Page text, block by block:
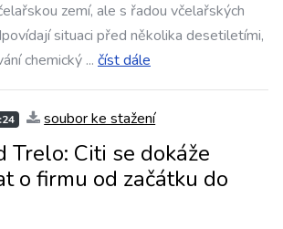
zemí, ale s řadou včelařských
situaci před několika desetiletími,
chemický ... číst dále
soubor ke stažení
Trelo: Citi se dokáže
o firmu od začátku do